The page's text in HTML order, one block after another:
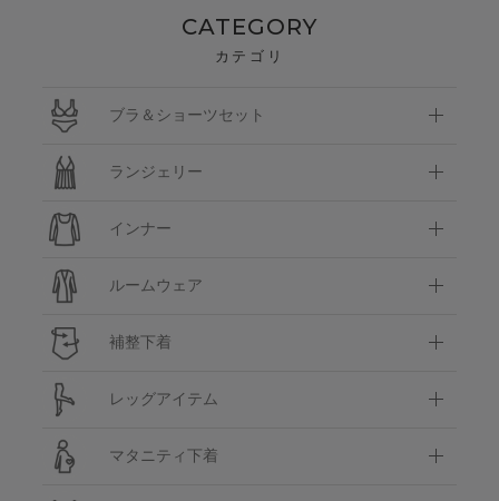
CATEGORY
カテゴリ
ブラ＆ショーツセット
ランジェリー
インナー
ルームウェア
補整下着
レッグアイテム
マタニティ下着